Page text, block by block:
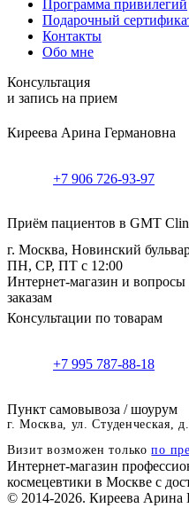
Программа привилегий
Подарочный
Контакты
Обо мне
Консультация
и запись на прием
Киреева Арина Германовна
+7 906 726-93-97
Приём пациентов в GMT
г. Москва, Новинский
ПН, СР, ПТ с 12:00
Интернет-магазин и вопросы
заказам
Консультации по товарам
+7 995 787-88-18
Пункт самовывоза / шоурум
г. Москва, ул. Студенческая,
Визит возможен толькопо
Интернет-магазин
космецевтики в Москве с
© 2014-2026. Киреева Арина